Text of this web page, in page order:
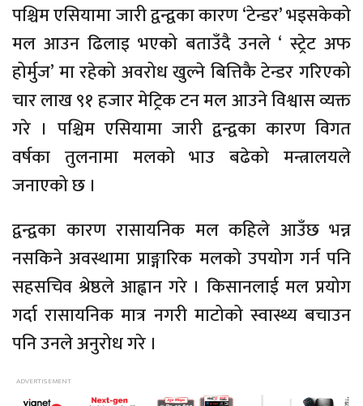
पश्चिम एसियामा जारी द्वन्द्वका कारण ‘टेन्डर’ भइसकेको
मल आउन ढिलाइ भएको बताउँदै उनले ‘ स्ट्रेट अफ
होर्मुज’ मा रहेको अवरोध खुल्ने बित्तिकै टेन्डर गरिएको
चार लाख ९१ हजार मेट्रिक टन मल आउने विश्वास व्यक्त
गरे । पश्चिम एसियामा जारी द्वन्द्वका कारण विगत
वर्षका तुलनामा मलको भाउ बढेको मन्त्रालयले
जनाएको छ ।
द्वन्द्वका कारण रासायनिक मल कहिले आउँछ भन्न
नसकिने अवस्थामा प्राङ्गारिक मलको उपयोग गर्न पनि
सहसचिव श्रेष्ठले आह्वान गरे । किसानलाई मल प्रयोग
गर्दा रासायनिक मात्र नगरी माटोको स्वास्थ्य बचाउन
पनि उनले अनुरोध गरे ।